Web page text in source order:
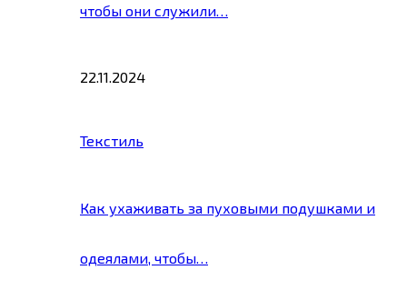
чтобы они служили…
22.11.2024
Текстиль
Как ухаживать за пуховыми подушками и
одеялами, чтобы…